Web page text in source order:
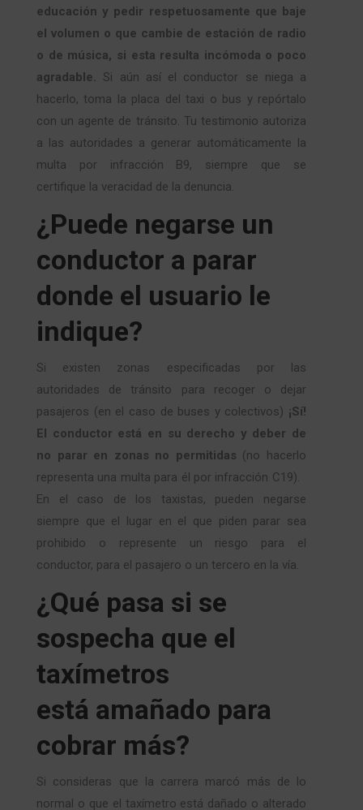
educación y pedir respetuosamente que baje
el volumen o que cambie de estación de radio
o de música, si esta resulta incómoda o poco
agradable. Si aún así el conductor se niega a
hacerlo, toma la placa del taxi o bus y repórtalo
con un agente de tránsito. Tu testimonio autoriza
a las autoridades a generar automáticamente la
multa por infracción B9, siempre que se
certifique la veracidad de la denuncia.
¿Puede negarse un
conductor a parar
donde el usuario le
indique?
Si existen zonas especificadas por las
autoridades de tránsito para recoger o dejar
pasajeros (en el caso de buses y colectivos) ¡Sí!
El conductor está en su derecho y deber de
no parar en zonas no permitidas (no hacerlo
representa una multa para él por infracción C19).
En el caso de los taxistas, pueden negarse
siempre que el lugar en el que piden parar sea
prohibido o represente un riesgo para el
conductor, para el pasajero o un tercero en la vía.
¿Qué pasa si se
sospecha que el
taxímetros
está amañado para
cobrar más?
Si consideras que la carrera marcó más de lo
normal o que el taxímetro está dañado o alterado